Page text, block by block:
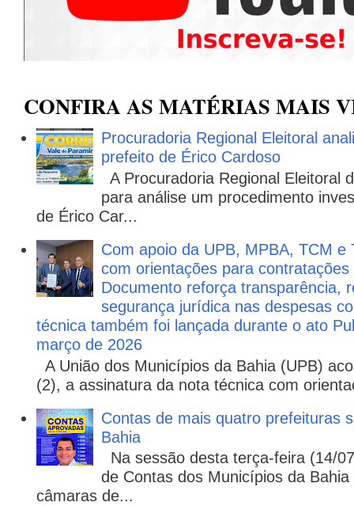
CONFIRA AS MATÉRIAS MAIS
Procuradoria Regional Eleitoral
prefeito de Érico Cardoso
A Procuradoria Regional Eleitoral
para análise um procedimento
de Érico Car...
Com apoio da UPB, MPBA, TCM
com orientações para
Documento reforça transparência,
segurança jurídica nas despesas
técnica também foi lançada durante o ato
março de 2026
A União dos Municípios da Bahia (UPB)
(2), a assinatura da nota técnica com
Contas de mais quatro prefeituras
Bahia
Na sessão desta terça-feira (14/
de Contas dos Municípios da
câmaras de...